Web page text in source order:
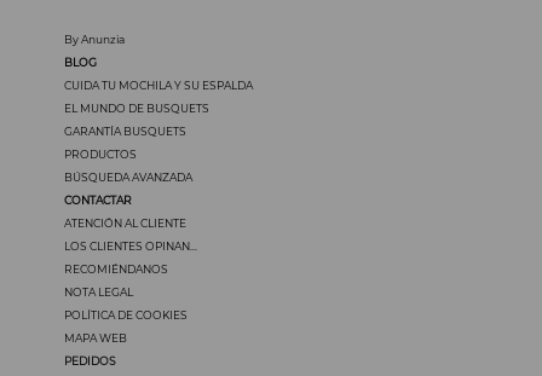
By Anunzia
BLOG
CUIDA TU MOCHILA Y SU ESPALDA
EL MUNDO DE BUSQUETS
GARANTÍA BUSQUETS
PRODUCTOS
BÚSQUEDA AVANZADA
CONTACTAR
ATENCIÓN AL CLIENTE
LOS CLIENTES OPINAN...
RECOMIÉNDANOS
NOTA LEGAL
POLÍTICA DE COOKIES
MAPA WEB
PEDIDOS